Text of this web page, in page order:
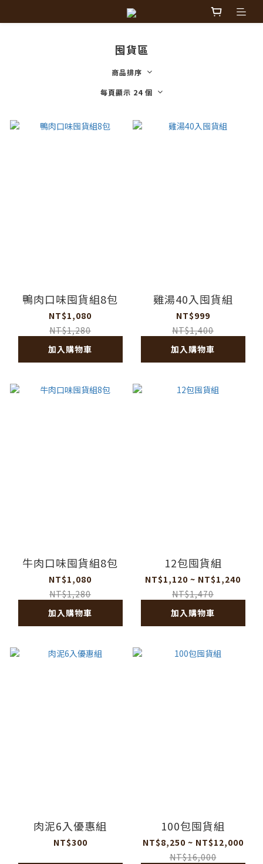
囤貨區
商品排序
每頁顯示 24 個
鴨肉口味囤貨組8包
NT$1,080
NT$1,280
加入購物車
雞湯40入囤貨組
NT$999
NT$1,400
加入購物車
牛肉口味囤貨組8包
NT$1,080
NT$1,280
加入購物車
12包囤貨組
NT$1,120 ~ NT$1,240
NT$1,470
加入購物車
肉泥6入優惠組
NT$300
100包囤貨組
NT$8,250 ~ NT$12,000
NT$16,000